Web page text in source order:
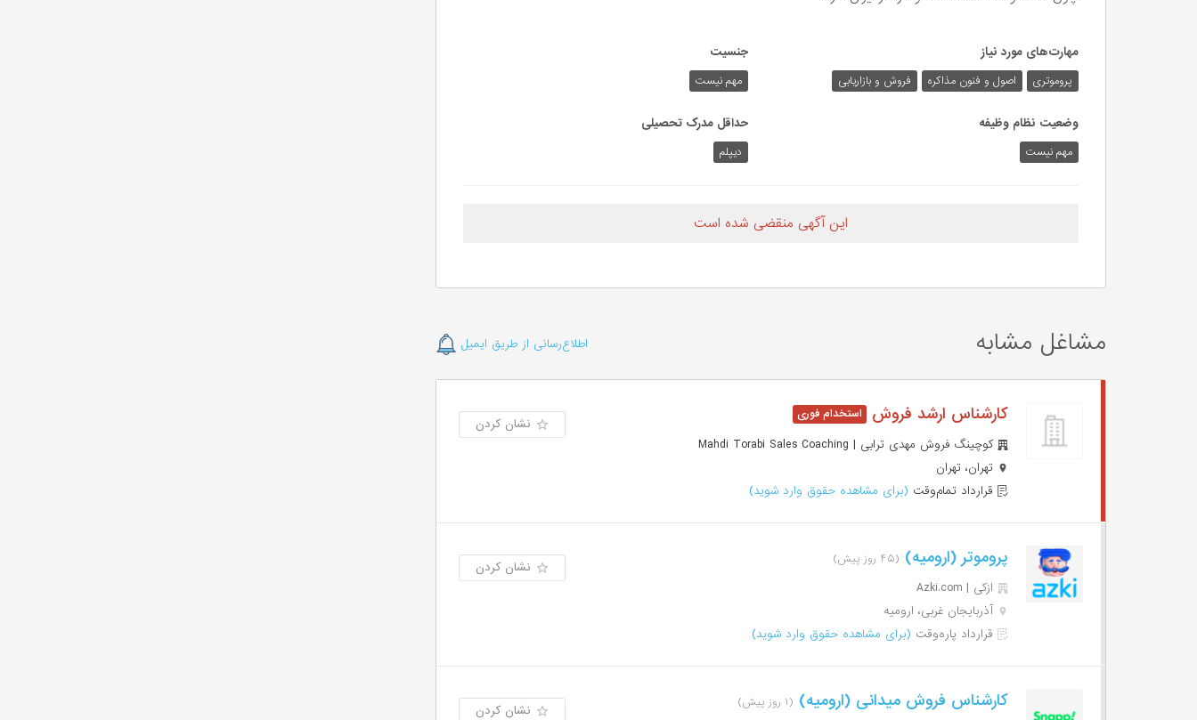
مهارت‌های مورد نیاز
پروموتری اصول و فنون مذاکره فروش و بازاریابی
جنسیت
مهم نیست
وضعیت نظام وظیفه
مهم‌ نیست
حداقل مدرک تحصیلی
دیپلم
این آگهی منقضی شده است
مشاغل مشابه اطلاع‌رسانی از طریق ایمیل
کارشناس ارشد فروش
کوچینگ فروش مهدی ترابی | Mahdi Torabi Sales Coaching
تهران، تهران
قرارداد تمام‌وقت (برای مشاهده حقوق وارد شوید)
نشان کردن
پروموتر (ارومیه) (۴۵ روز پیش)
ازکی | Azki‌.com
آذربایجان غربی، ارومیه
قرارداد پاره‌وقت (برای مشاهده حقوق وارد شوید)
نشان کردن
کارشناس فروش میدانی (ارومیه) (۱ روز پیش) نشان کردن